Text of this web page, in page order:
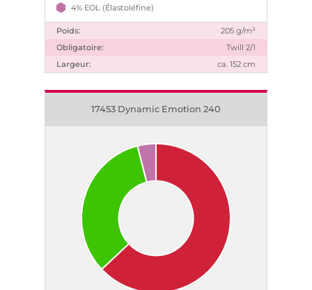
4% EOL (Élastoléfine)
Poids:
205 g/m²
Obligatoire:
Twill 2/1
Largeur:
ca. 152 cm
17453 Dynamic Emotion 240